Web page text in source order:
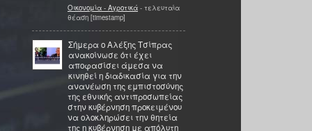
Οικονομία - Αγροτικά - τελευταία
θέαση [timestamp]
Σήμερα ο Αλέξης Τσίπρας
ανακοίνωσε ότι έχει
αποφασίσει άμεσα να
κινηθεί η διαδικασία για την
ανανέωση της εμπιστοσύνης
της εθνικής αντιπροσωπείας
στην κυβέρνηση προκειμένου
να ολοκληρώσει την θητεία
της η κυβέρνηση με απόλυτη